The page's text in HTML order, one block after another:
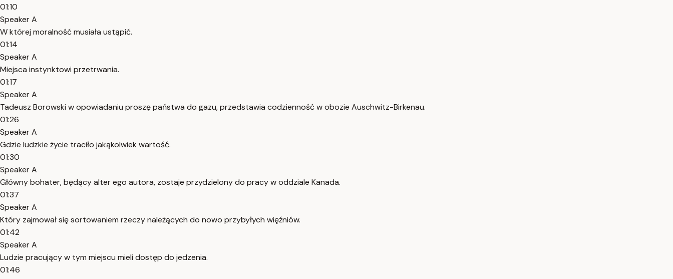
01:10
Speaker A
W której moralność musiała ustąpić.
01:14
Speaker A
Miejsca instynktowi przetrwania.
01:17
Speaker A
Tadeusz Borowski w opowiadaniu proszę państwa do gazu, przedstawia codzienność w obozie Auschwitz-Birkenau.
01:26
Speaker A
Gdzie ludzkie życie traciło jakąkolwiek wartość.
01:30
Speaker A
Główny bohater, będący alter ego autora, zostaje przydzielony do pracy w oddziale Kanada.
01:37
Speaker A
Który zajmował się sortowaniem rzeczy należących do nowo przybyłych więźniów.
01:42
Speaker A
Ludzie pracujący w tym miejscu mieli dostęp do jedzenia.
01:46